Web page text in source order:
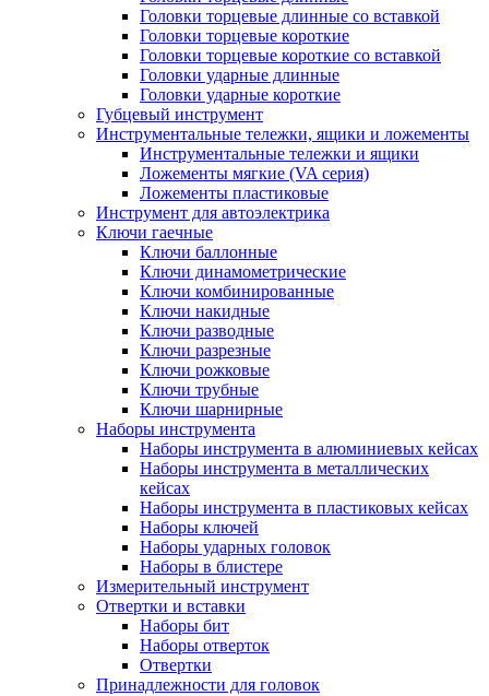
Головки торцевые длинные со вставкой
Головки торцевые короткие
Головки торцевые короткие со вставкой
Головки ударные длинные
Головки ударные короткие
Губцевый инструмент
Инструментальные тележки, ящики и ложементы
Инструментальные тележки и ящики
Ложементы мягкие (VA серия)
Ложементы пластиковые
Инструмент для автоэлектрика
Ключи гаечные
Ключи баллонные
Ключи динамометрические
Ключи комбинированные
Ключи накидные
Ключи разводные
Ключи разрезные
Ключи рожковые
Ключи трубные
Ключи шарнирные
Наборы инструмента
Наборы инструмента в алюминиевых кейсах
Наборы инструмента в металлических
кейсах
Наборы инструмента в пластиковых кейсах
Наборы ключей
Наборы ударных головок
Наборы в блистере
Измерительный инструмент
Отвертки и вставки
Наборы бит
Наборы отверток
Отвертки
Принадлежности для головок